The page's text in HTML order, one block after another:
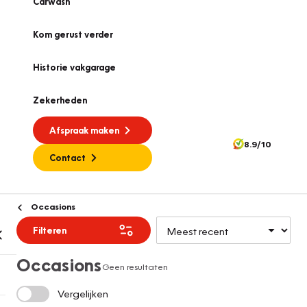
Kom gerust verder
Historie vakgarage
Zekerheden
Afspraak maken
Contact
8.9/10
Occasions
Filteren
OccasionsGeen resultaten
Vergelijken